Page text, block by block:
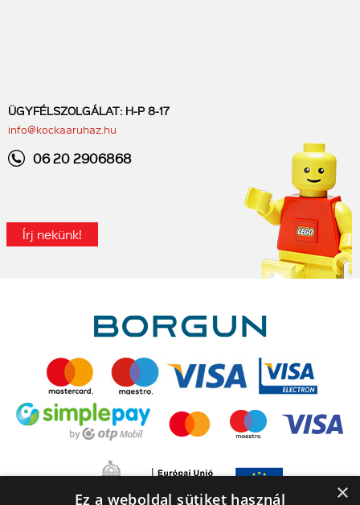
ÜGYFÉLSZOLGÁLAT: H-P 8-17
info@kockaaruhaz.hu
06 20 2906868
Írj nekünk!
×
Ez a weboldal sütiket használ